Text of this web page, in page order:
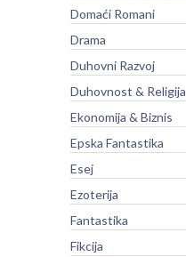
Domaći Romani
Drama
Duhovni Razvoj
Duhovnost & Religija
Ekonomija & Biznis
Epska Fantastika
Esej
Ezoterija
Fantastika
Fikcija